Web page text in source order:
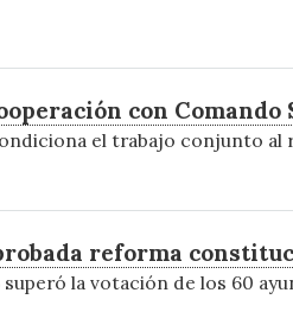
con
el trabajo conjunto
reforma
la votación de los 60